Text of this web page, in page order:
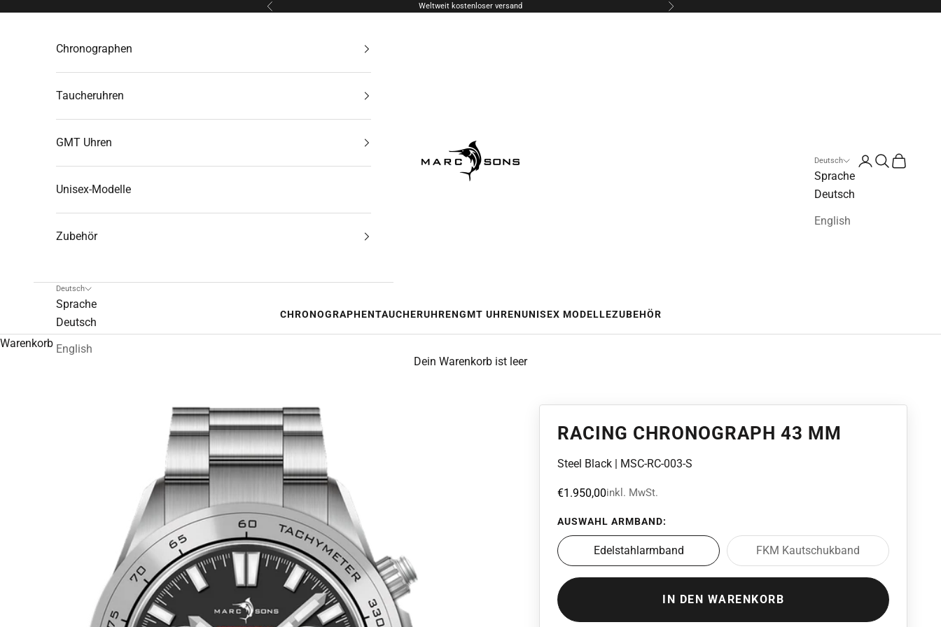
Zurück Weltweit kostenloser versand Vor
MARC & SONS Watches
CHRONOGRAPHENTAUCHERUHRENGMT UHRENUNISEX MODELLEZUBEHÖR
Deutsch
Sprache
Deutsch
English
Suche öffnen
Chronographen
Taucheruhren
GMT Uhren
Unisex-Modelle
Zubehör
Deutsch
Sprache
Deutsch
English
Warenkorb
Dein Warenkorb ist leer
RACING CHRONOGRAPH 43 MM
Steel Black | MSC-RC-003-S
Angebot
€1.950,00inkl. MwSt.
AUSWAHL ARMBAND:
Edelstahlarmband FKM Kautschukband
IN DEN WARENKORB